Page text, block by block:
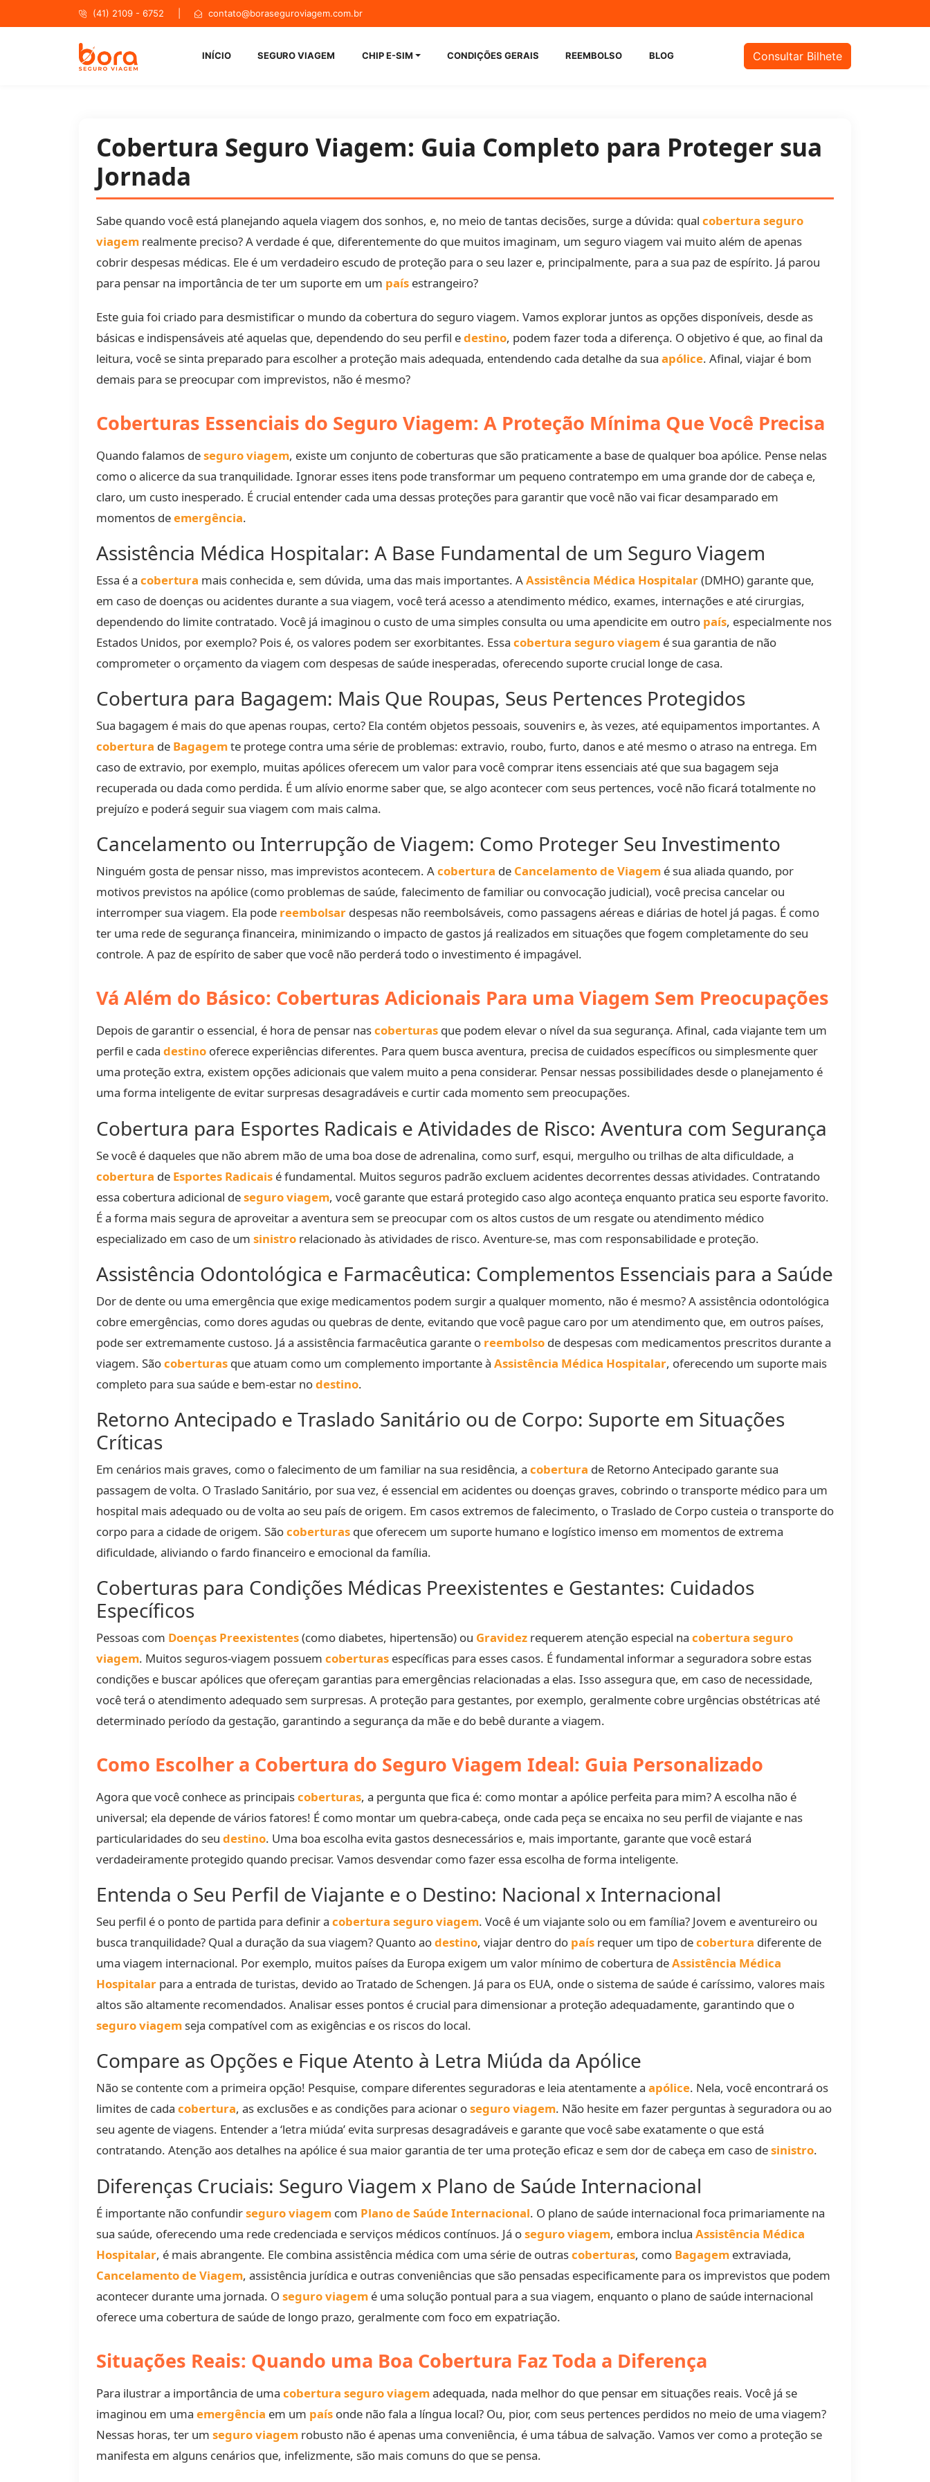
(41) 2109 - 6752 | contato@boraseguroviagem.com.br
Bora Seguro Viagem
INÍCIO SEGURO VIAGEM CHIP E-SIM CONDIÇÕES GERAIS REEMBOLSO BLOG Consultar Bilhete
Cobertura Seguro Viagem: Guia Completo para Proteger sua
Jornada
Sabe quando você está planejando aquela viagem dos sonhos, e, no meio de tantas decisões, surge a dúvida: qual cobertura seguro
viagem realmente preciso? A verdade é que, diferentemente do que muitos imaginam, um seguro viagem vai muito além de apenas
cobrir despesas médicas. Ele é um verdadeiro escudo de proteção para o seu lazer e, principalmente, para a sua paz de espírito. Já parou
para pensar na importância de ter um suporte em um país estrangeiro?
Este guia foi criado para desmistificar o mundo da cobertura do seguro viagem. Vamos explorar juntos as opções disponíveis, desde as
básicas e indispensáveis até aquelas que, dependendo do seu perfil edestino, podem fazer toda a diferença. O objetivo é que, ao final da
leitura, você se sinta preparado para escolher a proteção mais adequada, entendendo cada detalhe da sua apólice. Afinal, viajar é bom
demais para se preocupar com imprevistos, não é mesmo?
Coberturas Essenciais do Seguro Viagem: A Proteção Mínima Que Você Precisa
Quando falamos deseguro viagem, existe um conjunto de coberturas que são praticamente a base de qualquer boa apólice. Pense nelas
como o alicerce da sua tranquilidade. Ignorar esses itens pode transformar um pequeno contratempo em uma grande dor de cabeça e,
claro, um custo inesperado. É crucial entender cada uma dessas proteções para garantir que você não vai ficar desamparado em
momentos deemergência.
Assistência Médica Hospitalar: A Base Fundamental de um Seguro Viagem
Essa é a cobertura mais conhecida e, sem dúvida, uma das mais importantes. AAssistência Médica Hospitalar(DMHO) garante que,
em caso de doenças ou acidentes durante a sua viagem, você terá acesso a atendimento médico, exames, internações e até cirurgias,
dependendo do limite contratado. Você já imaginou o custo de uma simples consulta ou uma apendicite em outro país, especialmente nos
Estados Unidos, por exemplo? Pois é, os valores podem ser exorbitantes. Essa cobertura seguro viagem é sua garantia de não
comprometer o orçamento da viagem com despesas de saúde inesperadas, oferecendo suporte crucial longe de casa.
Cobertura para Bagagem: Mais Que Roupas, Seus Pertences Protegidos
Sua bagagem é mais do que apenas roupas, certo? Ela contém objetos pessoais, souvenirs e, às vezes, até equipamentos importantes. A
cobertura de Bagagemte protege contra uma série de problemas: extravio, roubo, furto, danos e até mesmo o atraso na entrega. Em
caso de extravio, por exemplo, muitas apólices oferecem um valor para você comprar itens essenciais até que sua bagagem seja
recuperada ou dada como perdida. É um alívio enorme saber que, se algo acontecer com seus pertences, você não ficará totalmente no
prejuízo e poderá seguir sua viagem com mais calma.
Cancelamento ou Interrupção de Viagem: Como Proteger Seu Investimento
Ninguém gosta de pensar nisso, mas imprevistos acontecem. Acobertura de Cancelamento de Viagem é sua aliada quando, por
motivos previstos na apólice (como problemas de saúde, falecimento de familiar ou convocação judicial), você precisa cancelar ou
interromper sua viagem. Ela pode reembolsar despesas não reembolsáveis, como passagens aéreas e diárias de hotel já pagas. É como
ter uma rede de segurança financeira, minimizando o impacto de gastos já realizados em situações que fogem completamente do seu
controle. A paz de espírito de saber que você não perderá todo o investimento é impagável.
Vá Além do Básico: Coberturas Adicionais Para uma Viagem Sem Preocupações
Depois de garantir o essencial, é hora de pensar nascoberturas que podem elevar o nível da sua segurança. Afinal, cada viajante tem um
perfil e cada destino oferece experiências diferentes. Para quem busca aventura, precisa de cuidados específicos ou simplesmente quer
uma proteção extra, existem opções adicionais que valem muito a pena considerar. Pensar nessas possibilidades desde o planejamento é
uma forma inteligente de evitar surpresas desagradáveis e curtir cada momento sem preocupações.
Cobertura para Esportes Radicais e Atividades de Risco: Aventura com Segurança
Se você é daqueles que não abrem mão de uma boa dose de adrenalina, como surf, esqui, mergulho ou trilhas de alta dificuldade, a
cobertura de Esportes Radicais é fundamental. Muitos seguros padrão excluem acidentes decorrentes dessas atividades. Contratando
essa cobertura adicional deseguro viagem, você garante que estará protegido caso algo aconteça enquanto pratica seu esporte favorito.
É a forma mais segura de aproveitar a aventura sem se preocupar com os altos custos de um resgate ou atendimento médico
especializado em caso de um sinistro relacionado às atividades de risco. Aventure-se, mas com responsabilidade e proteção.
Assistência Odontológica e Farmacêutica: Complementos Essenciais para a Saúde
Dor de dente ou uma emergência que exige medicamentos podem surgir a qualquer momento, não é mesmo? A assistência odontológica
cobre emergências, como dores agudas ou quebras de dente, evitando que você pague caro por um atendimento que, em outros países,
pode ser extremamente custoso. Já a assistência farmacêutica garante o reembolso de despesas com medicamentos prescritos durante a
viagem. Sãocoberturas que atuam como um complemento importante à Assistência Médica Hospitalar, oferecendo um suporte mais
completo para sua saúde e bem-estar nodestino.
Retorno Antecipado e Traslado Sanitário ou de Corpo: Suporte em Situações
Críticas
Em cenários mais graves, como o falecimento de um familiar na sua residência, a cobertura de Retorno Antecipado garante sua
passagem de volta. O Traslado Sanitário, por sua vez, é essencial em acidentes ou doenças graves, cobrindo o transporte médico para um
hospital mais adequado ou de volta ao seu país de origem. Em casos extremos de falecimento, o Traslado de Corpo custeia o transporte do
corpo para a cidade de origem. Sãocoberturas que oferecem um suporte humano e logístico imenso em momentos de extrema
dificuldade, aliviando o fardo financeiro e emocional da família.
Coberturas para Condições Médicas Preexistentes e Gestantes: Cuidados
Específicos
Pessoas com Doenças Preexistentes(como diabetes, hipertensão) ou Gravidez requerem atenção especial na cobertura seguro
viagem. Muitos seguros-viagem possuem coberturas específicas para esses casos. É fundamental informar a seguradora sobre estas
condições e buscar apólices que ofereçam garantias para emergências relacionadas a elas. Isso assegura que, em caso de necessidade,
você terá o atendimento adequado sem surpresas. A proteção para gestantes, por exemplo, geralmente cobre urgências obstétricas até
determinado período da gestação, garantindo a segurança da mãe e do bebê durante a viagem.
Como Escolher a Cobertura do Seguro Viagem Ideal: Guia Personalizado
Agora que você conhece as principaiscoberturas, a pergunta que fica é: como montar a apólice perfeita para mim? A escolha não é
universal; ela depende de vários fatores! É como montar um quebra-cabeça, onde cada peça se encaixa no seu perfil de viajante e nas
particularidades do seu destino. Uma boa escolha evita gastos desnecessários e, mais importante, garante que você estará
verdadeiramente protegido quando precisar. Vamos desvendar como fazer essa escolha de forma inteligente.
Entenda o Seu Perfil de Viajante e o Destino: Nacional x Internacional
Seu perfil é o ponto de partida para definir a cobertura seguro viagem. Você é um viajante solo ou em família? Jovem e aventureiro ou
busca tranquilidade? Qual a duração da sua viagem? Quanto aodestino, viajar dentro do país requer um tipo decobertura diferente de
uma viagem internacional. Por exemplo, muitos países da Europa exigem um valor mínimo de cobertura deAssistência Médica
Hospitalar para a entrada de turistas, devido ao Tratado de Schengen. Já para os EUA, onde o sistema de saúde é caríssimo, valores mais
altos são altamente recomendados. Analisar esses pontos é crucial para dimensionar a proteção adequadamente, garantindo que o
seguro viagem seja compatível com as exigências e os riscos do local.
Compare as Opções e Fique Atento à Letra Miúda da Apólice
Não se contente com a primeira opção! Pesquise, compare diferentes seguradoras e leia atentamente a apólice. Nela, você encontrará os
limites de cada cobertura, as exclusões e as condições para acionar oseguro viagem. Não hesite em fazer perguntas à seguradora ou ao
seu agente de viagens. Entender a ‘letra miúda’ evita surpresas desagradáveis e garante que você sabe exatamente o que está
contratando. Atenção aos detalhes na apólice é sua maior garantia de ter uma proteção eficaz e sem dor de cabeça em caso desinistro.
Diferenças Cruciais: Seguro Viagem x Plano de Saúde Internacional
É importante não confundirseguro viagem com Plano de Saúde Internacional. O plano de saúde internacional foca primariamente na
sua saúde, oferecendo uma rede credenciada e serviços médicos contínuos. Já oseguro viagem, embora inclua Assistência Médica
Hospitalar, é mais abrangente. Ele combina assistência médica com uma série de outrascoberturas, como Bagagem extraviada,
Cancelamento de Viagem, assistência jurídica e outras conveniências que são pensadas especificamente para os imprevistos que podem
acontecer durante uma jornada. O seguro viagem é uma solução pontual para a sua viagem, enquanto o plano de saúde internacional
oferece uma cobertura de saúde de longo prazo, geralmente com foco em expatriação.
Situações Reais: Quando uma Boa Cobertura Faz Toda a Diferença
Para ilustrar a importância de uma cobertura seguro viagemadequada, nada melhor do que pensar em situações reais. Você já se
imaginou em uma emergência em um país onde não fala a língua local? Ou, pior, com seus pertences perdidos no meio de uma viagem?
Nessas horas, ter um seguro viagem robusto não é apenas uma conveniência, é uma tábua de salvação. Vamos ver como a proteção se
manifesta em alguns cenários que, infelizmente, são mais comuns do que se pensa.